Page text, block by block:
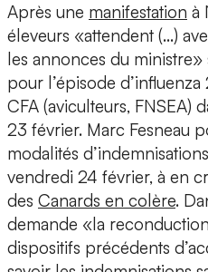
Après une manifestation à
éleveurs «attendent (…)
les annonces du
pour l’épisode
CFA (aviculteurs, FNSEA)
23 février. Marc Fesneau
modalités
vendredi 24 février, à en
des Canards en colère.
demande «la
dispositifs précédents